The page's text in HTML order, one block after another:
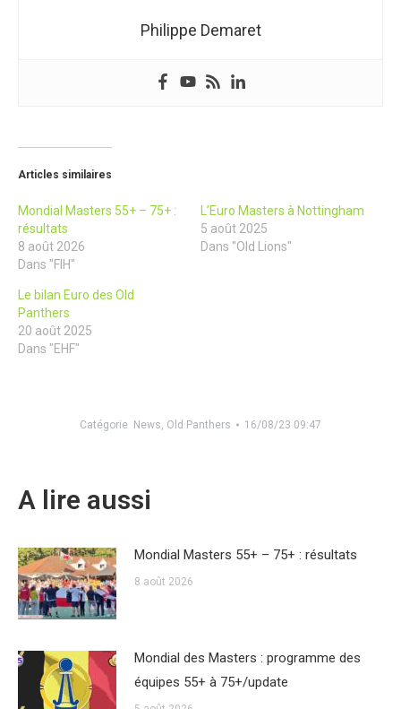
Philippe Demaret
Articles similaires
Mondial Masters 55+ – 75+ :
résultats
8 août 2026
Dans "FIH"
L’Euro Masters à Nottingham
5 août 2025
Dans "Old Lions"
Le bilan Euro des Old
Panthers
20 août 2025
Dans "EHF"
Catégorie News Old Panthers 16/08/23 09:47
A lire aussi
Mondial Masters 55+ – 75+ : résultats
8 août 2026
Mondial des Masters : programme des
équipes 55+ à 75+/update